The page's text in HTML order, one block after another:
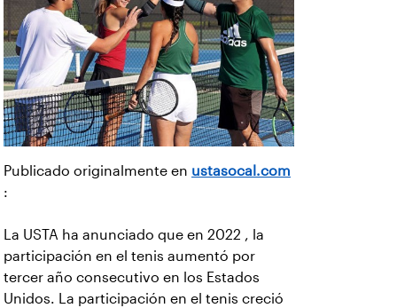
Publicado originalmente en ustasocal.com
:
La USTA ha anunciado que en 2022 , la
participación en el tenis aumentó por
tercer año consecutivo en los Estados
Unidos. La participación en el tenis creció